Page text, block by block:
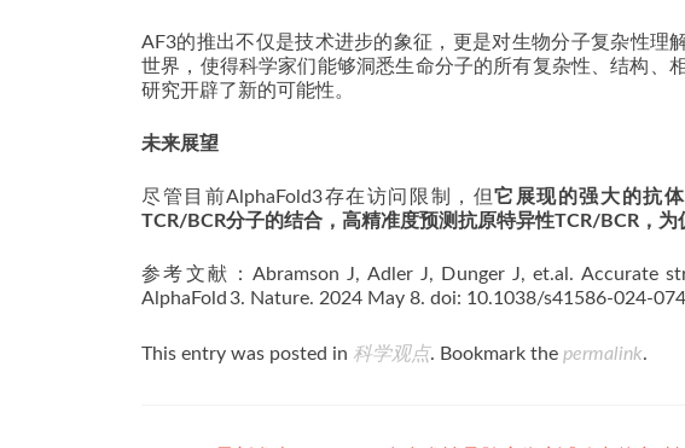
AF3的推出不仅是技术进步的象征，更是对生物分子复杂性理
世界，使得科学家们能够洞悉生命分子的所有复杂性、结构、
研究开辟了新的可能性。
未来展望
尽管目前AlphaFold3存在访问限制，但它展现的强大的抗
TCR/BCR分子的结合，高精准度预测抗原特异性TCR/BCR，为
参考文献：Abramson J, Adler J, Dunger J, et.al. Accurate
AlphaFold 3. Nature. 2024 May 8. doi: 10.1038/s41586-024-
This entry was posted in 科学观点. Bookmark the permalink.